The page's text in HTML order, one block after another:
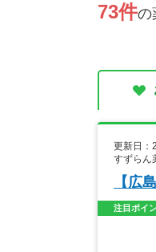
73件の
更新日：
すずら
【広
注目ポイ